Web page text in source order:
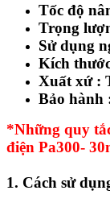
Tốc độ
Trọng
Sử dụng
Kích
Xuất xứ :
Bảo hành
*Những quy
điện Pa300-
1. Cách sử